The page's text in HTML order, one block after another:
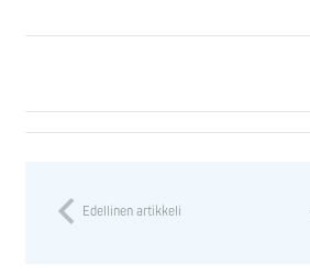
Edellinen artikkeli